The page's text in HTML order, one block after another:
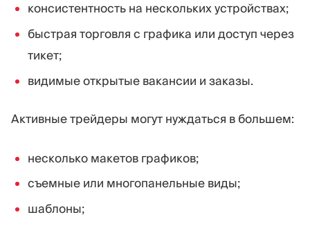
консистентность на нескольких устройствах;
быстрая торговля с графика или доступ через
тикет;
видимые открытые вакансии и заказы.
Активные трейдеры могут нуждаться в большем:
несколько макетов графиков;
съемные или многопанельные виды;
шаблоны;